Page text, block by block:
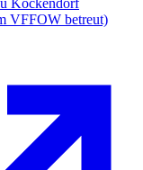
Kockendorf
VFFOW betreut)